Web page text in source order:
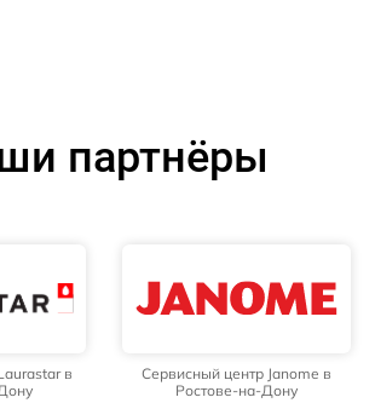
партнёры
в
Сервисный центр Janome в
Ростове-на-Дону